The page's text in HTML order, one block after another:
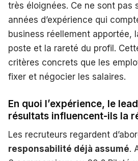
très éloignées. Ce ne sont pas
années d’expérience qui
business réellement apportée,
poste et la rareté du profil.
critères concrets que les
fixer et négocier les salaires.
En quoi l’expérience, le
résultats influencent-ils la
Les recruteurs regardent
responsabilité déjà assumé.